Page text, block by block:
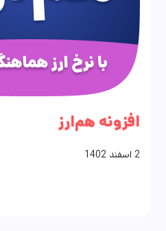
افزونه هم‌ارز
2 اسفند 1402